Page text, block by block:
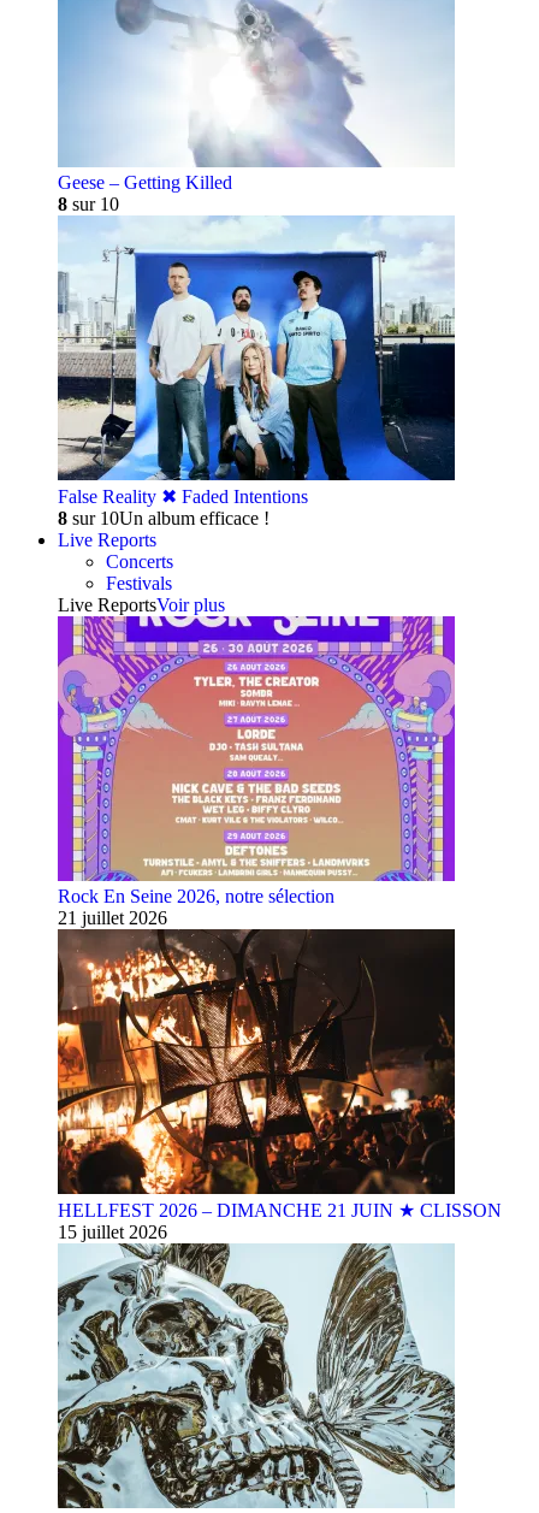
Geese – Getting Killed
8 sur 10
False Reality ✖︎ Faded Intentions
8 sur 10Un album efficace !
Live Reports
Concerts
Festivals
Live ReportsVoir plus
Rock En Seine 2026, notre sélection
21 juillet 2026
HELLFEST 2026 – DIMANCHE 21 JUIN ★ CLISSON
15 juillet 2026